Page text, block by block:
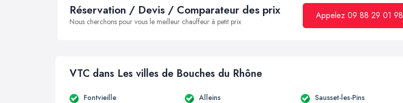
Réservation / Devis / Comparateur des prix
Nous cherchons pour vous le meilleur chauffeur à petit prix
Appelez 09 88 29 01 98
VTC dans Les villes de Bouches du Rhône
Fontvieille Alleins Sausset-les-Pins